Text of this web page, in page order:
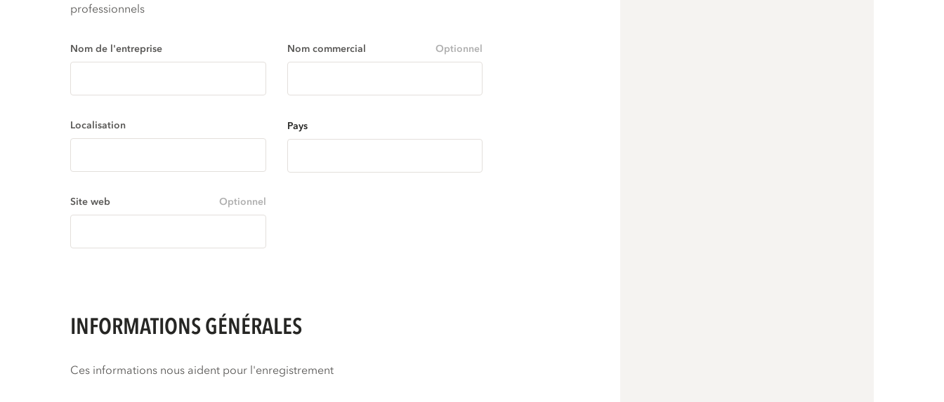
professionnels
Nom de l'entreprise Nom commercial Optionnel
Localisation Pays
Site web Optionnel
INFORMATIONS GÉNÉRALES
Ces informations nous aident pour l'enregistrement